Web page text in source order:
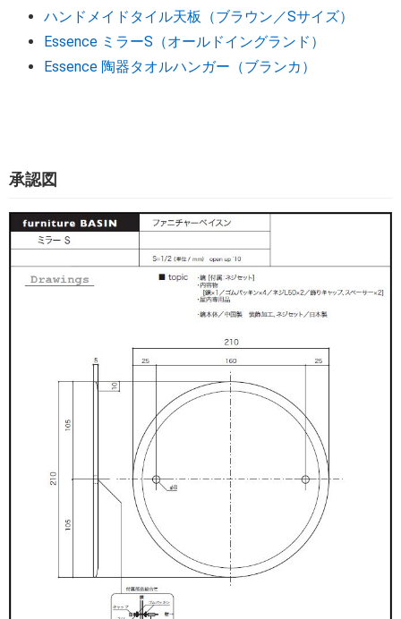
ハンドメイドタイル天板（ブラウン／Sサイズ）
Essence ミラーS（オールドイングランド）
Essence 陶器タオルハンガー（ブランカ）
承認図